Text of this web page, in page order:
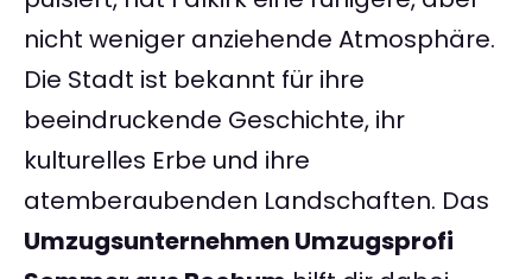
nicht weniger anziehende Atmosphäre.
Die Stadt ist bekannt für ihre
beeindruckende Geschichte, ihr
kulturelles Erbe und ihre
atemberaubenden Landschaften. Das
Umzugsunternehmen Umzugsprofi